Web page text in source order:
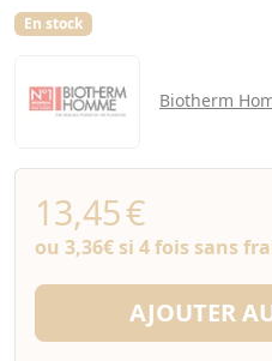
En stock
Biotherm
13,45€
ou 3,36€ si 4 fois sans
AJOUTER